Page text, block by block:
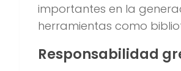
importantes en la
herramientas como
Responsabilidad